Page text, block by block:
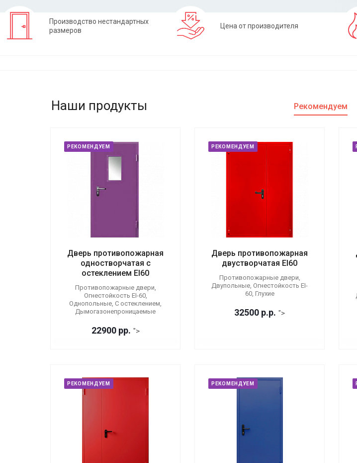
Производство нестандартных
размеров
Цена от производителя
Наши продукты Рекомендуем
РЕКОМЕНДУЕМ
Дверь противопожарная
одностворчатая с
остеклением EI60
Противопожарные двери,
Огнестойкость EI-60,
Однопольные, С остеклением,
Дымогазонепроницаемые
22900 рр. ">
РЕКОМЕНДУЕМ
Дверь противопожарная
двустворчатая EI60
Противопожарные двери,
Двупольные, Огнестойкость EI-
60, Глухие
32500 р.р. ">
РЕКОМЕНДУЕМ РЕКОМЕНДУЕМ